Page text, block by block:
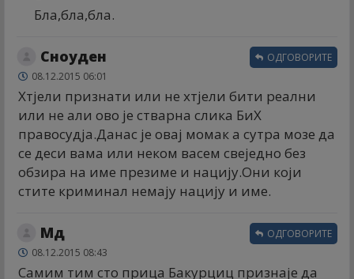
Бла,бла,бла.
Сноуден
08.12.2015 06:01
Хтјели признати или не хтјели бити реални
или не али ово је стварна слика БиХ
правосудја.Данас је овај момак а сутра мозе да
се деси вама или неком васем свеједно без
обзира на име презиме и нацију.Они који
стите криминал немају нацију и име.
ОДГОВОРИТЕ
Мд
08.12.2015 08:43
Самим тим сто прица Бакурциц признаје да
ОДГОВОРИТЕ